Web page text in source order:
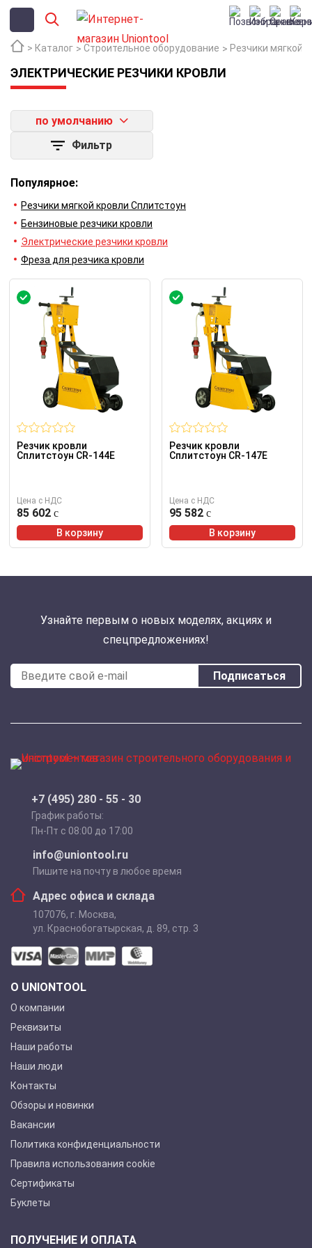
Каталог Строительное оборудование Резчики мягкой
Популярное:
Резчики мягкой кровли Сплитстоун
Бензиновые резчики кровли
Электрические резчики кровли
Фреза для резчика кровли
ЭЛЕКТРИЧЕСКИЕ РЕЗЧИКИ КРОВЛИ
по умолчанию
Фильтр
Резчик кровли
Сплитстоун CR-144E
Цена с НДС
85 602
В корзину
Резчик кровли
Сплитстоун CR-147E
Цена с НДС
95 582
В корзину
Узнайте первым о новых моделях, акциях и
спецпредложениях!
Подписаться
+7 (495) 280 - 55 - 30
График работы:
Пн-Пт с 08:00 до 17:00
info@uniontool.ru
Пишите на почту в любое время
Адрес офиса и склада
107076, г. Москва,
ул. Краснобогатырская, д. 89, стр. 3
О UNIONTOOL
О компании
Реквизиты
Наши работы
Наши люди
Контакты
Обзоры и новинки
Вакансии
Политика конфиденциальности
Правила использования cookie
Сертификаты
Буклеты
ПОЛУЧЕНИЕ И ОПЛАТА